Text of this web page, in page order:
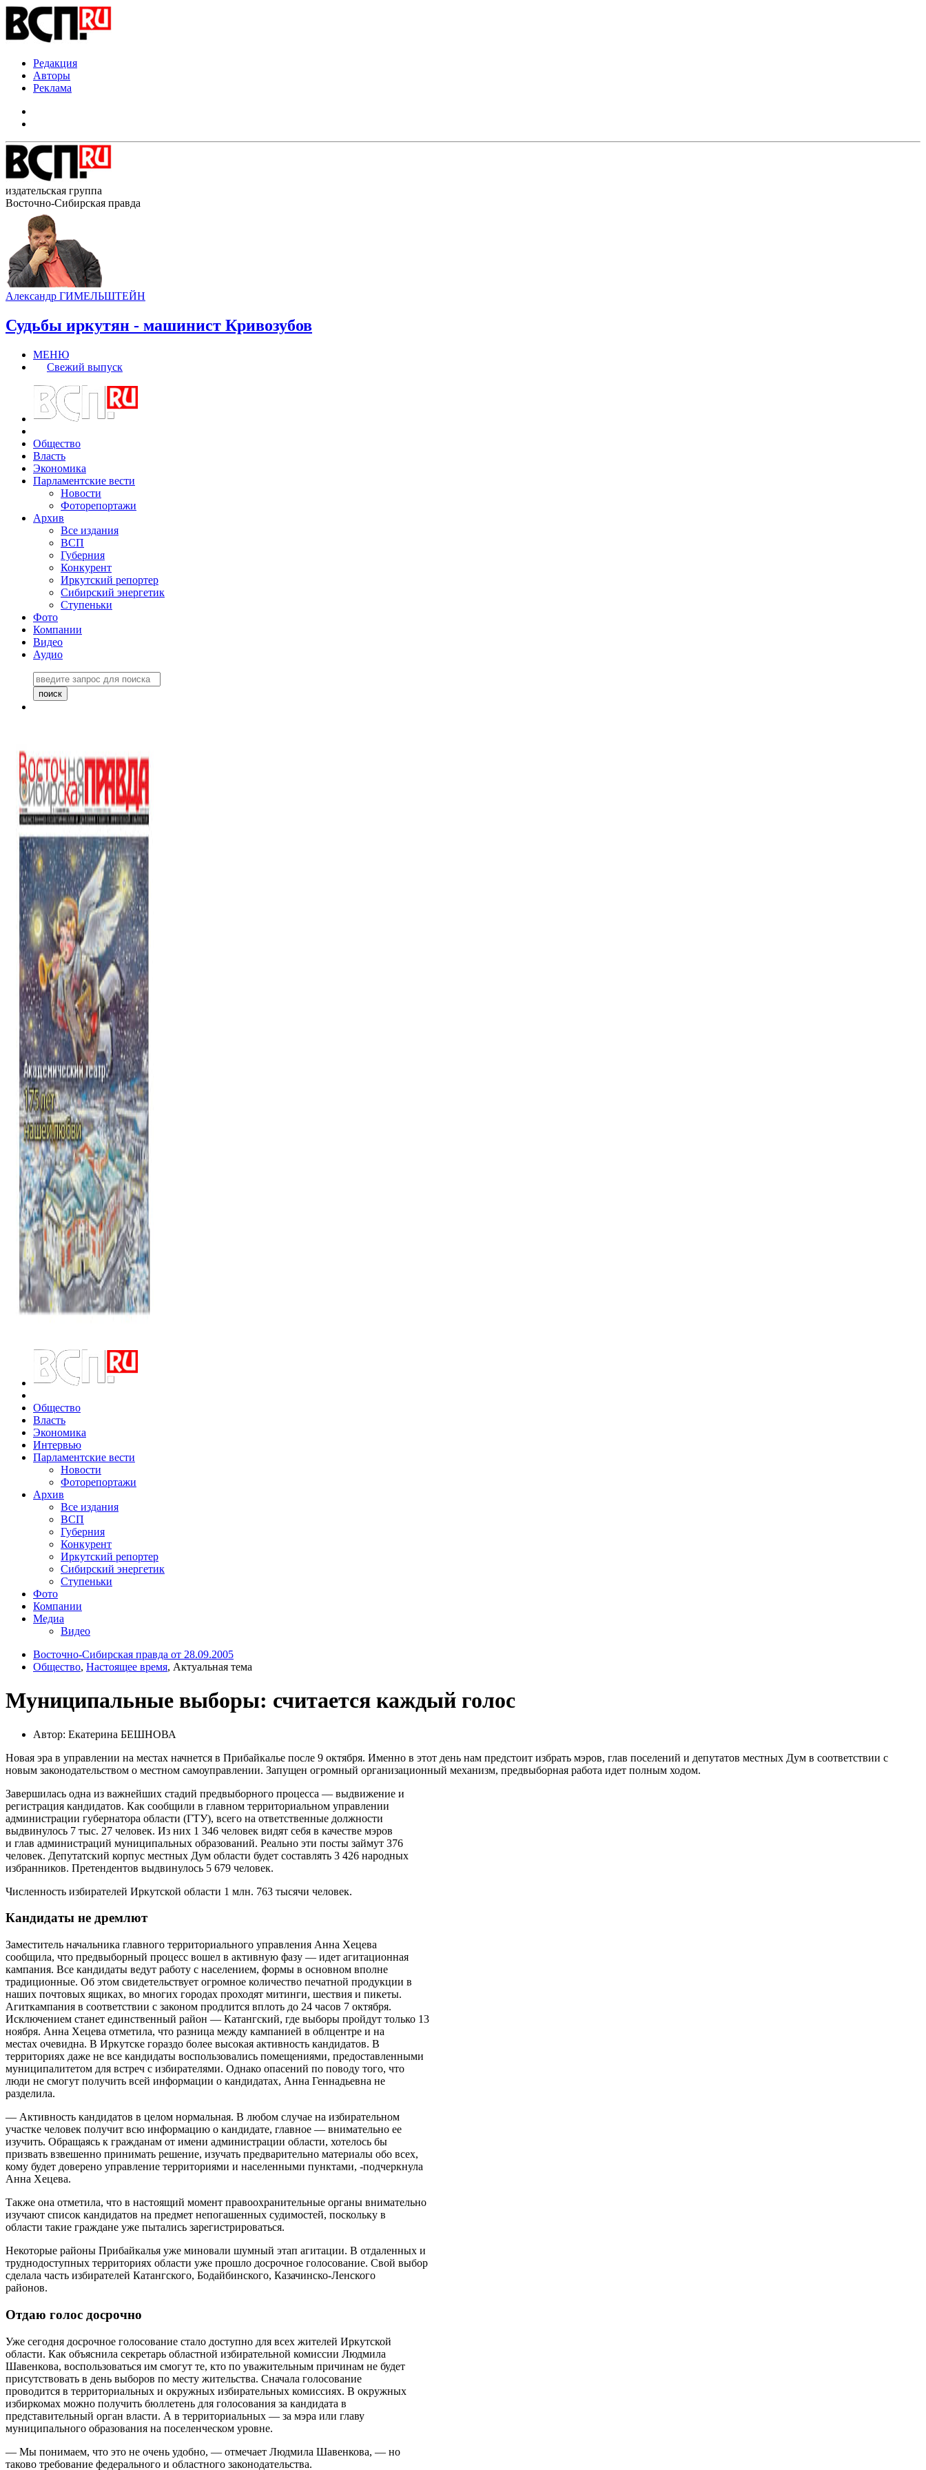
Редакция
Авторы
Реклама
издательская группа
Восточно-Сибирская правда
Александр ГИМЕЛЬШТЕЙН
Судьбы иркутян - машинист Кривозубов
МЕНЮ
Свежий выпуск
Общество
Власть
Экономика
Парламентские вести
Новости
Фоторепортажи
Архив
Все издания
ВСП
Губерния
Конкурент
Иркутский репортер
Сибирский энергетик
Ступеньки
Фото
Компании
Видео
Аудио
Общество
Власть
Экономика
Интервью
Парламентские вести
Новости
Фоторепортажи
Архив
Все издания
ВСП
Губерния
Конкурент
Иркутский репортер
Сибирский энергетик
Ступеньки
Фото
Компании
Медиа
Видео
Восточно-Сибирская правда от 28.09.2005
Общество, Настоящее время, Актуальная тема
Муниципальные выборы: считается каждый голос
Автор: Екатерина БЕШНОВА
Новая эра в управлении на местах начнется в Прибайкалье после 9 октября. Именно в этот день нам предстоит избрать мэров, глав поселений и депутатов местных Дум в соответствии с
новым законодательством о местном самоуправлении. Запущен огромный организационный механизм, предвыборная работа идет полным ходом.
Завершилась одна из важнейших стадий предвыборного процесса — выдвижение и
регистрация кандидатов. Как сообщили в главном территориальном управлении
администрации губернатора области (ГТУ), всего на ответственные должности
выдвинулось 7 тыс. 27 человек. Из них 1 346 человек видят себя в качестве мэров
и глав администраций муниципальных образований. Реально эти посты займут 376
человек. Депутатский корпус местных Дум области будет составлять 3 426 народных
избранников. Претендентов выдвинулось 5 679 человек.
Численность избирателей Иркутской области 1 млн. 763 тысячи человек.
Кандидаты не дремлют
Заместитель начальника главного территориального управления Анна Хецева
сообщила, что предвыборный процесс вошел в активную фазу — идет агитационная
кампания. Все кандидаты ведут работу с населением, формы в основном вполне
традиционные. Об этом свидетельствует огромное количество печатной продукции в
наших почтовых ящиках, во многих городах проходят митинги, шествия и пикеты.
Агиткампания в соответствии с законом продлится вплоть до 24 часов 7 октября.
Исключением станет единственный район — Катангский, где выборы пройдут только 13
ноября. Анна Хецева отметила, что разница между кампанией в облцентре и на
местах очевидна. В Иркутске гораздо более высокая активность кандидатов. В
территориях даже не все кандидаты воспользовались помещениями, предоставленными
муниципалитетом для встреч с избирателями. Однако опасений по поводу того, что
люди не смогут получить всей информации о кандидатах, Анна Геннадьевна не
разделила.
— Активность кандидатов в целом нормальная. В любом случае на избирательном
участке человек получит всю информацию о кандидате, главное — внимательно ее
изучить. Обращаясь к гражданам от имени администрации области, хотелось бы
призвать взвешенно принимать решение, изучать предварительно материалы обо всех,
кому будет доверено управление территориями и населенными пунктами, -подчеркнула
Анна Хецева.
Также она отметила, что в настоящий момент правоохранительные органы внимательно
изучают список кандидатов на предмет непогашенных судимостей, поскольку в
области такие граждане уже пытались зарегистрироваться.
Некоторые районы Прибайкалья уже миновали шумный этап агитации. В отдаленных и
труднодоступных территориях области уже прошло досрочное голосование. Свой выбор
сделала часть избирателей Катангского, Бодайбинского, Казачинско-Ленского
районов.
Отдаю голос досрочно
Уже сегодня досрочное голосование стало доступно для всех жителей Иркутской
области. Как объяснила секретарь областной избирательной комиссии Людмила
Шавенкова, воспользоваться им смогут те, кто по уважительным причинам не будет
присутствовать в день выборов по месту жительства. Сначала голосование
проводится в территориальных и окружных избирательных комиссиях. В окружных
избиркомах можно получить бюллетень для голосования за кандидата в
представительный орган власти. А в территориальных — за мэра или главу
муниципального образования на поселенческом уровне.
— Мы понимаем, что это не очень удобно, — отмечает Людмила Шавенкова, — но
таково требование федерального и областного законодательства.